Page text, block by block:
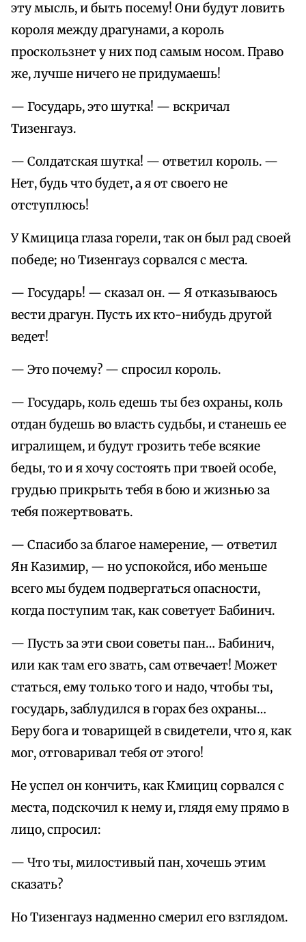
эту мысль, и быть посему! Они будут ловить
короля между драгунами, а король
проскользнет у них под самым носом. Право
же, лучше ничего не придумаешь!
— Государь, это шутка! — вскричал
Тизенгауз.
— Солдатская шутка! — ответил король. —
Нет, будь что будет, а я от своего не
отступлюсь!
У Кмицица глаза горели, так он был рад своей
победе; но Тизенгауз сорвался с места.
— Государь! — сказал он. — Я отказываюсь
вести драгун. Пусть их кто-нибудь другой
ведет!
— Это почему? — спросил король.
— Государь, коль едешь ты без охраны, коль
отдан будешь во власть судьбы, и станешь ее
игралищем, и будут грозить тебе всякие
беды, то и я хочу состоять при твоей особе,
грудью прикрыть тебя в бою и жизнью за
тебя пожертвовать.
— Спасибо за благое намерение, — ответил
Ян Казимир, — но успокойся, ибо меньше
всего мы будем подвергаться опасности,
когда поступим так, как советует Бабинич.
— Пусть за эти свои советы пан… Бабинич,
или как там его звать, сам отвечает! Может
статься, ему только того и надо, чтобы ты,
государь, заблудился в горах без охраны…
Беру бога и товарищей в свидетели, что я, как
мог, отговаривал тебя от этого!
Не успел он кончить, как Кмициц сорвался с
места, подскочил к нему и, глядя ему прямо в
лицо, спросил:
— Что ты, милостивый пан, хочешь этим
сказать?
Но Тизенгауз надменно смерил его взглядом.